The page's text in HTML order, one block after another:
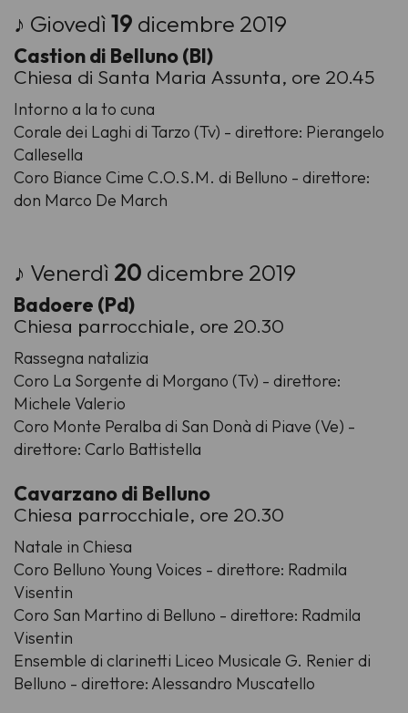
♪ Giovedì19 dicembre 2019
Castion di Belluno (Bl)
Chiesa di Santa Maria Assunta, ore 20.45
Intorno a la to cuna
Corale dei Laghi di Tarzo (Tv) - direttore: Pierangelo
Callesella
Coro Biance Cime C.O.S.M. di Belluno - direttore:
don Marco De March
♪ Venerdì 20 dicembre 2019
Badoere (Pd)
Chiesa parrocchiale, ore 20.30
Rassegna natalizia
Coro La Sorgente di Morgano (Tv) - direttore:
Michele Valerio
Coro Monte Peralba di San Donà di Piave (Ve) -
direttore: Carlo Battistella
Cavarzano di Belluno
Chiesa parrocchiale, ore 20.30
Natale in Chiesa
Coro Belluno Young Voices - direttore: Radmila
Visentin
Coro San Martino di Belluno - direttore: Radmila
Visentin
Ensemble di clarinetti Liceo Musicale G. Renier di
Belluno - direttore: Alessandro Muscatello